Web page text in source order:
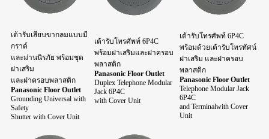
เต้ารับเสียบขากลมแบบมี
กราด์
และม่านนิรภัย พร้อมชุด
ฝาเสริม
และฝาครอบพลาสติก
Panasonic Floor Outlet
Grounding Universal with
Safety
Shutter with Cover Unit
เต้ารับโทรศัพท์ 6P4C
พร้อมฝาเสริมและฝาครอบ
พลาสติก
Panasonic Floor Outlet
Duplex Telephone Modular
Jack 6P4C
with Cover Unit
เต้ารับโทรศัพท์ 6P4C
พร้อมด้วยเต้ารับโทรทัศน์
ฝาเสริม และฝาครอบ
พลาสติก
Panasonic Floor Outlet
Telephone Modular Jack
6P4C
and Terminalwith Cover
Unit